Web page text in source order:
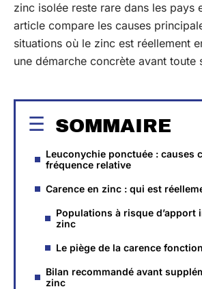
zinc isolée reste rare dans les pays
article compare les causes
situations où le zinc est réellement
une démarche concrète avant toute
SOMMAIRE
Leuconychie ponctuée : causes
fréquence relative
Carence en zinc : qui est
Populations à risque d’apport
zinc
Le piège de la carence
Bilan recommandé avant
zinc